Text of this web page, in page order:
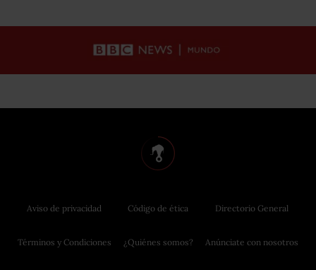
Aviso de privacidad
Términos y Condiciones
Código de ética
¿Quiénes somos?
Directorio General
Anúnciate con nosotros